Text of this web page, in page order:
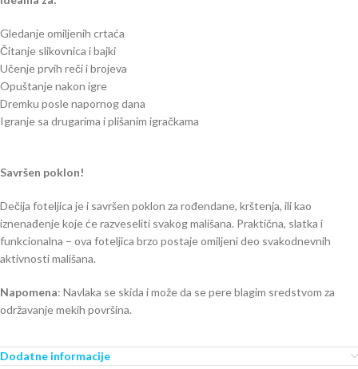
Gledanje omiljenih crtaća
Čitanje slikovnica i bajki
Učenje prvih reči i brojeva
Opuštanje nakon igre
Dremku posle napornog dana
Igranje sa drugarima i plišanim igračkama
Savršen poklon!
Dečija foteljica je i savršen poklon za rođendane, krštenja, ili kao
iznenađenje koje će razveseliti svakog mališana. Praktična, slatka i
funkcionalna – ova foteljica brzo postaje omiljeni deo svakodnevnih
aktivnosti mališana.
Napomena: Navlaka se skida i može da se pere blagim sredstvom za
održavanje mekih površina.
Dodatne informacije